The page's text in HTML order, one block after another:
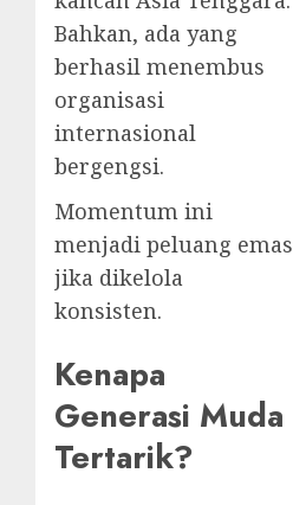
Bahkan, ada yang
berhasil menembus
organisasi
internasional
bergengsi.
Momentum ini
menjadi peluang emas
jika dikelola
konsisten.
Kenapa
Generasi Muda
Tertarik?